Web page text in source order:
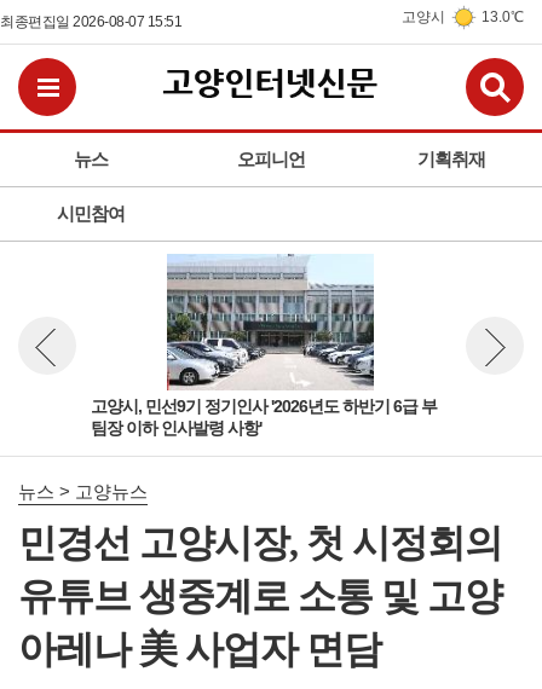
최종편집일 2026-08-07 15:51 고양시 13.0℃
뉴스 오피니언 기획취재
시민참여
전체메뉴보기
고양시, 민선9기 정기인사 '2026년도 하반기 6급 부
팀장 이하 인사발령 사항'
뉴스 이전보기
뉴스 > 고양뉴스
민경선 고양시장, 첫 시정회의
유튜브 생중계로 소통 및 고양
아레나 美 사업자 면담